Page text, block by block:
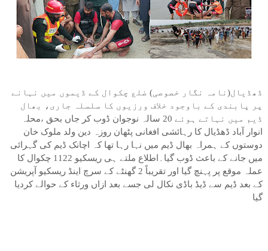
ڈھڈیال(نامہ نگار خصوصی) ضلع چکوال کے ڈیموں میں نہانے
پر پابندی کے باوجود خلاف ورزیوں کا سلسلہ جاری، بھال
ڈیم میں نہاتے ہوئے 20 سالہ نوجوان ڈوب کر جاں بحق ،محلہ
انوار آباد ڈھڈیال کا رہائشی افغانی پٹھان روزہ دین ولد ملوک خان
دوستوں کے ہمراہ بھال ڈیم میں نہا رہا تھا کہ اچانک ڈیم کی گہرائی
میں جانے کے باعث ڈوب گیا۔اطلاع ملتے ہی ریسکیو 1122 چکوال کا
عملہ موقع پر پہنچ گیا اور تقریباً 2 گھنٹے کے سرچ اینڈ ریسکیو آپریشن
کے بعد ڈیم سے ڈیڈ باڈی نکال لی جسے بعد ازاں ورثاء کے حوالے کردیا
گیا